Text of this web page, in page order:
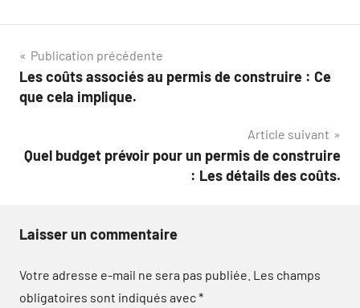
Navigation
de
Publication précédente
Les coûts associés au permis de construire : Ce
que cela implique.
Article suivant
Quel budget prévoir pour un permis de construire
: Les détails des coûts.
Laisser un commentaire
Votre adresse e-mail ne sera pas publiée. Les champs
obligatoires sont indiqués avec*